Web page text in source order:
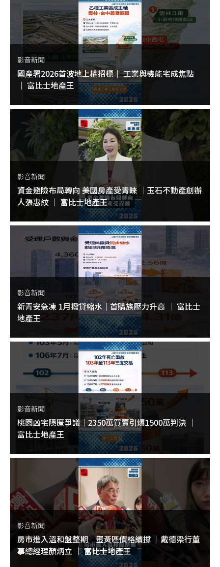
影音新聞
國產署2026首波地上權招標｜ 工業與機能宅成焦點
｜ 富比士地產王
影音新聞
資金避險布局轉向 美國房產受青睞 ｜玉石不動產創辦
人張惠紋 ｜ 富比士地產王
影音新聞
新青安急凍 1月撥貸縮水｜首購族壓力升高 ｜ 富比士
地產王
影音新聞
桃園凶宅隱匿爭議｜2350萬買賣引爆1500萬判決 ｜
富比士地產王
影音新聞
房市進入溫和盤整期 蛋黃區價格續撐 ｜戴德梁行董
事總經理顏炳立 ｜ 富比士地產王